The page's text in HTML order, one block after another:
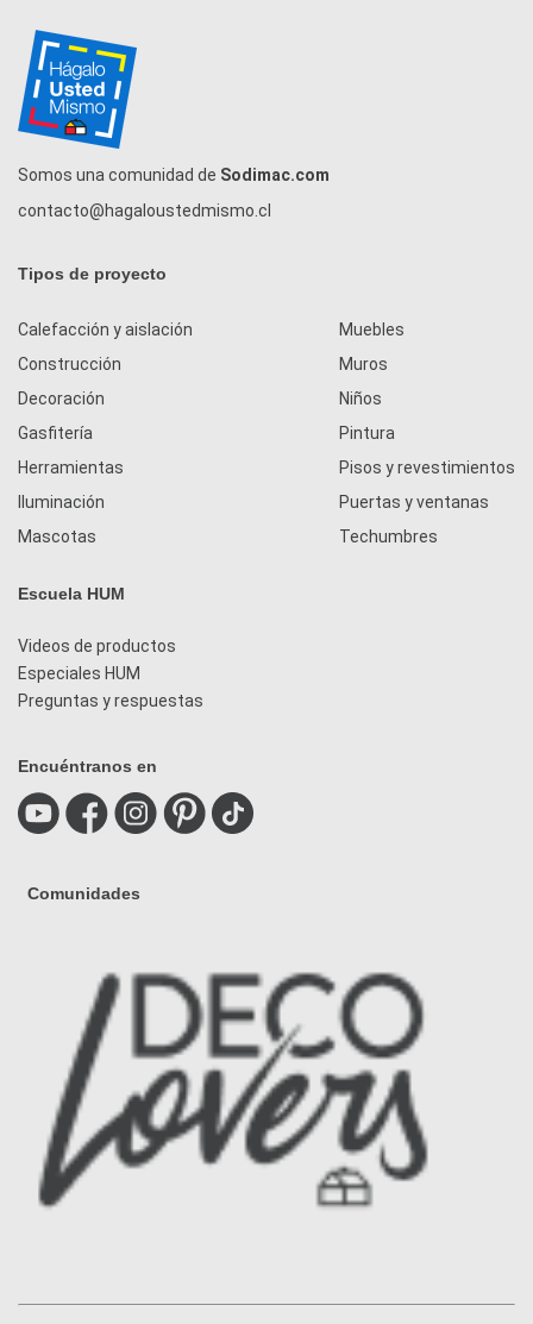
Somos una comunidad de Sodimac.com
contacto@hagaloustedmismo.cl
Tipos de proyecto
Calefacción y aislación
Construcción
Decoración
Gasfitería
Herramientas
Iluminación
Mascotas
Muebles
Muros
Niños
Pintura
Pisos y revestimientos
Puertas y ventanas
Techumbres
Escuela HUM
Videos de productos
Especiales HUM
Preguntas y respuestas
Encuéntranos en
Comunidades